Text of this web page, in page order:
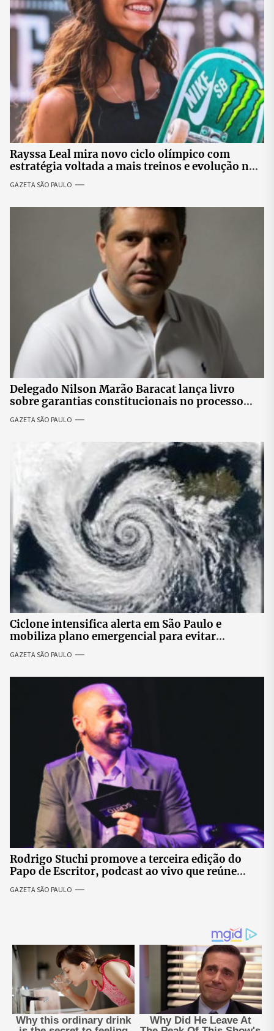
Rayssa Leal mira novo ciclo olímpico com
estratégia voltada a mais treinos e evolução no
GAZETA SÃO PAULO
Delegado Nilson Marão Baracat lança livro
sobre garantias constitucionais no processo
penal brasileiro
GAZETA SÃO PAULO
Ciclone intensifica alerta em São Paulo e
mobiliza plano emergencial para evitar
impactos no fornecimento de energia
GAZETA SÃO PAULO
Rodrigo Stuchi promove a terceira edição do
Papo de Escritor, podcast ao vivo que reúne
especialistas para discutir saúde mental e
prosperidade.
GAZETA SÃO PAULO